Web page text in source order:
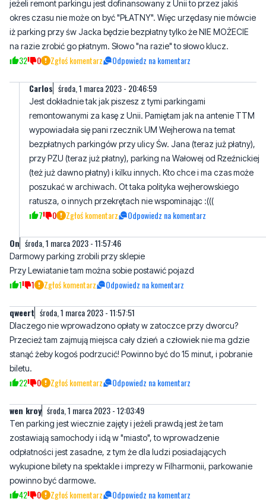
jeżeli remont parkingu jest dofinansowany z Unii to przez jakiś
okres czasu nie może on być "PŁATNY". Więc urzędasy nie mówcie
iż parking przy św Jacka będzie bezpłatny tylko że NIE MOŻECIE
na razie zrobić go płatnym. Słowo "na razie" to słowo klucz.
32 0 Zgłoś komentarz Odpowiedz na komentarz
Carlos środa, 1 marca 2023 - 20:46:59
Jest dokładnie tak jak piszesz z tymi parkingami
remontowanymi za kasę z Unii. Pamiętam jak na antenie TTM
wypowiadała się pani rzecznik UM Wejherowa na temat
bezpłatnych parkingów przy ulicy Św. Jana (teraz już płatny),
przy PZU (teraz już płatny), parking na Wałowej od Rzeźnickiej
(też już dawno płatny) i kilku innych. Kto chce i ma czas może
poszukać w archiwach. Ot taka polityka wejherowskiego
ratusza, o innych przekrętach nie wspominając :(((
7 0 Zgłoś komentarz Odpowiedz na komentarz
On środa, 1 marca 2023 - 11:57:46
Darmowy parking zrobili przy sklepie
Przy Lewiatanie tam można sobie postawić pojazd
1 1 Zgłoś komentarz Odpowiedz na komentarz
qweert środa, 1 marca 2023 - 11:57:51
Dlaczego nie wprowadzono opłaty w zatoczce przy dworcu?
Przecież tam zajmują miejsca cały dzień a człowiek nie ma gdzie
stanąć żeby kogoś podrzucić! Powinno być do 15 minut, i pobranie
biletu.
22 0 Zgłoś komentarz Odpowiedz na komentarz
wen kroy środa, 1 marca 2023 - 12:03:49
Ten parking jest wiecznie zajęty i jeżeli prawdą jest że tam
zostawiają samochody i idą w "miasto", to wprowadzenie
odpłatności jest zasadne, z tym że dla ludzi posiadających
wykupione bilety na spektakle i imprezy w Filharmonii, parkowanie
powinno być darmowe.
42 0 Zgłoś komentarz Odpowiedz na komentarz